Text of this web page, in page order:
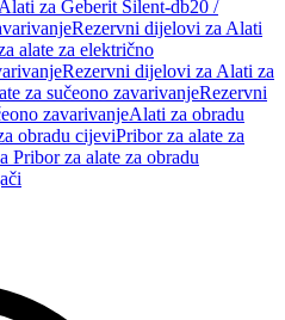
za Geberit Silent-db20 /
Rezervni dijelovi za Alati
alate za električno
Rezervni dijelovi za Alati za
za sučeono zavarivanjeRezervni
zavarivanjeAlati za obradu
obradu cijeviPribor za alate za
Pribor za alate za obradu